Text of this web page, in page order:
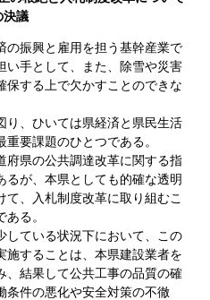
決議
振興と雇用を担う基幹産業で
い手として、また、除雪や災害
保する上で欠かすことのできな
、ひいては県経済と県民生活
要課題のひとつである。
県の公共調達改革に関する指
るが、本県としても的確な透明
、入札制度改革に取り組むこ
る。
ている状況下において、この
施することは、本県建設業者を
、結果して公共工事の品質の確
条件の悪化や安全対策の不徹